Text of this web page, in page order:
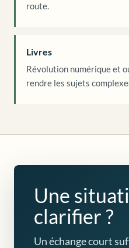
route.
Livres
Révolution numérique et
rendre les sujets
Une
clarifier ?
Un échange court